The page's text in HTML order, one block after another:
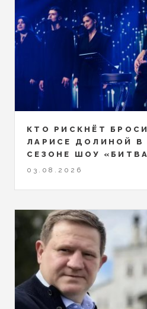
КТО РИСКНЁТ
ЛАРИСЕ ДОЛИНОЙ
СЕЗОНЕ ШОУ
03.08.2026